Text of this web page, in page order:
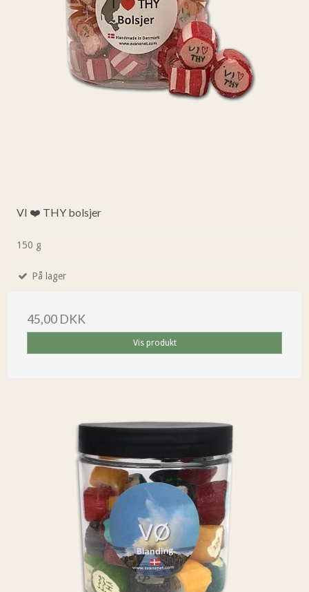
VI ❤️ THY bolsjer
150 g
På lager
45,00 DKK
Vis produkt